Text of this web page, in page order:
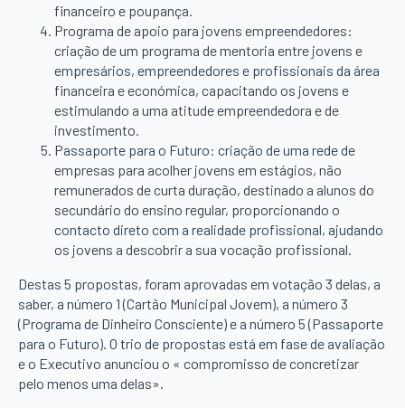
financeiro e poupança.
Programa de apoio para jovens empreendedores:
criação de um programa de mentoria entre jovens e
empresários, empreendedores e profissionais da área
financeira e económica, capacitando os jovens e
estimulando a uma atitude empreendedora e de
investimento.
Passaporte para o Futuro: criação de uma rede de
empresas para acolher jovens em estágios, não
remunerados de curta duração, destinado a alunos do
secundário do ensino regular, proporcionando o
contacto direto com a realidade profissional, ajudando
os jovens a descobrir a sua vocação profissional.
Destas 5 propostas, foram aprovadas em votação 3 delas, a
saber, a número 1 (Cartão Municipal Jovem), a número 3
(Programa de Dinheiro Consciente) e a número 5 (Passaporte
para o Futuro). O trio de propostas está em fase de avaliação
e o Executivo anunciou o « compromisso de concretizar
pelo menos uma delas».